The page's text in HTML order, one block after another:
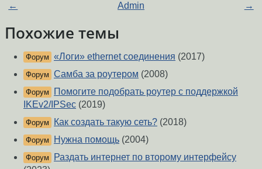
← Admin →
Похожие темы
Форум «Логи» ethernet соединения (2017)
Форум Самба за роутером (2008)
Форум
Помогите подобрать роутер с поддержкой
IKEv2/IPSec (2019)
Форум Как создать такую сеть? (2018)
Форум Нужна помощь (2004)
Форум
Раздать интернет по второму интерфейсу